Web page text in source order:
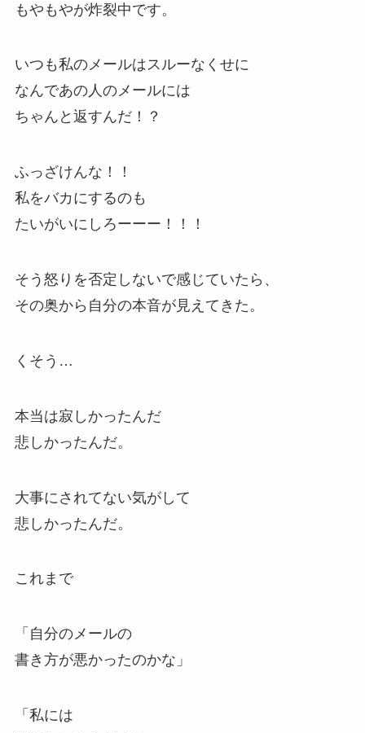
もやもやが炸裂中です。
いつも私のメールはスルーなくせに
なんであの人のメールには
ちゃんと返すんだ！？
ふっざけんな！！
私をバカにするのも
たいがいにしろーーー！！！
そう怒りを否定しないで感じていたら、
その奥から自分の本音が見えてきた。
くそう…
本当は寂しかったんだ
悲しかったんだ。
大事にされてない気がして
悲しかったんだ。
これまで
「自分のメールの
書き方が悪かったのかな」
「私には